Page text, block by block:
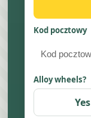
Kod pocztowy
Alloy wheels?
Yes